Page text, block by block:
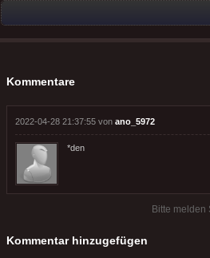
Kommentare
2022-04-28 21:37:55 von ano_5972
*den
Bitte melden
Kommentar hinzugefügen